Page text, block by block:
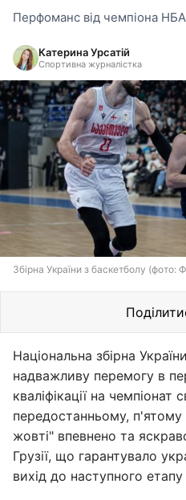
Перфоманс від чемпіона НБА
Катерина Урсатій
Спортивна журналістка
Збірна України з баскетболу (фото:
Національна збірна
надважливу перемогу в
кваліфікації на чемпіонат
передостанньому, п'ятому
жовті" впевнено та
Грузії, що гарантувало
вихід до наступного